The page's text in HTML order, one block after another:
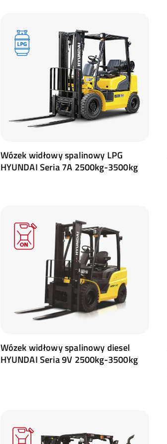
Wózek widłowy spalinowy LPG
HYUNDAI Seria 7A 2500kg-3500kg
Wózek widłowy spalinowy diesel
HYUNDAI Seria 9V 2500kg-3500kg